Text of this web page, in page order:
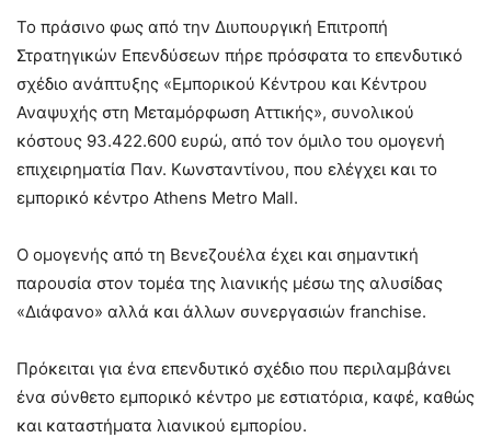
Το πράσινο φως από την Διυπουργική Επιτροπή
Στρατηγικών Επενδύσεων πήρε πρόσφατα το επενδυτικό
σχέδιο ανάπτυξης «Εμπορικού Κέντρου και Κέντρου
Αναψυχής στη Μεταμόρφωση Αττικής», συνολικού
κόστους 93.422.600 ευρώ, από τον όμιλο του ομογενή
επιχειρηματία Παν. Κωνσταντίνου, που ελέγχει και το
εμπορικό κέντρο Athens Metro Mall.
Ο ομογενής από τη Βενεζουέλα έχει και σημαντική
παρουσία στον τομέα της λιανικής μέσω της αλυσίδας
«Διάφανο» αλλά και άλλων συνεργασιών franchise.
Πρόκειται για ένα επενδυτικό σχέδιο που περιλαμβάνει
ένα σύνθετο εμπορικό κέντρο με εστιατόρια, καφέ, καθώς
και καταστήματα λιανικού εμπορίου.